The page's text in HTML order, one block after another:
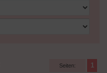
Seiten: 1